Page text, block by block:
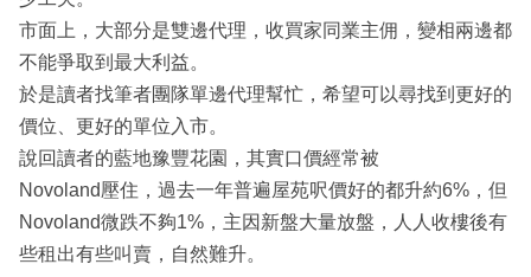
市面上，大部分是雙邊代理，收買家同業主佣，變相兩邊都
不能爭取到最大利益。
於是讀者找筆者團隊單邊代理幫忙，希望可以尋找到更好的
價位、更好的單位入市。
說回讀者的藍地豫豐花園，其實口價經常被
Novoland壓住，過去一年普遍屋苑呎價好的都升約6%，但
Novoland微跌不夠1%，主因新盤大量放盤，人人收樓後有
些租出有些叫賣，自然難升。